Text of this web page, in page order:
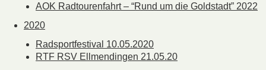
AOK Radtourenfahrt – “Rund um die Goldstadt” 2022
2020
Radsportfestival 10.05.2020
RTF RSV Ellmendingen 21.05.20